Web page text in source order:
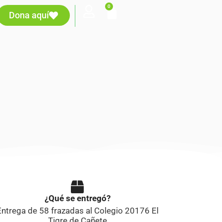
Dona aquí
0
¿Qué se entregó?
de 58 frazadas al Colegio 20176 El